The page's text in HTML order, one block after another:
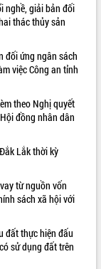
nghề, giải bản đối
thác thủy sản
đối ứng ngân sách
việc Công an tỉnh
theo Nghị quyết
đồng nhân dân
Lắk thời kỳ
từ nguồn vốn
sách xã hội với
đất thực hiện đấu
sử dụng đất trên